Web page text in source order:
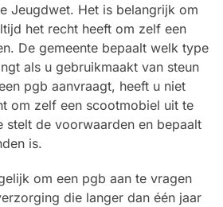
Jeugdwet. Het is belangrijk om
het recht heeft om zelf een
De gemeente bepaalt welk type
als u gebruikmaakt van steun
pgb aanvraagt, heeft u niet
om zelf een scootmobiel uit te
stelt de voorwaarden en bepaalt
is.
om een pgb aan te vragen
die langer dan één jaar